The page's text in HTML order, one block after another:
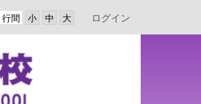
行間 ログイン